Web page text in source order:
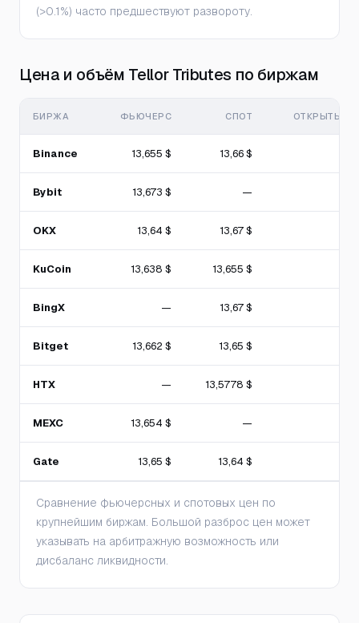
(>0.1%) часто предшествуют развороту.
Цена и объём Tellor Tributes по биржам
БИРЖА ФЬЮЧЕРС СПОТ ОТКРЫТЫЙ
Binance 13,655 $ 13,66 $
Bybit 13,673 $ —
OKX 13,64 $ 13,67 $
KuCoin 13,638 $ 13,655 $
BingX — 13,67 $
Bitget 13,662 $ 13,65 $
HTX — 13,5778 $
MEXC 13,654 $ —
Gate 13,65 $ 13,64 $
Сравнение фьючерсных и спотовых цен по
крупнейшим биржам. Большой разброс цен может
указывать на арбитражную возможность или
дисбаланс ликвидности.